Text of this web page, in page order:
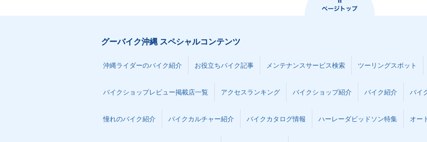
グーバイク沖縄 スペシャルコンテンツ
沖縄ライダーのバイク紹介 お役立ちバイク記事 メンテナンスサービス検索 ツーリングスポット
バイクショップレビュー掲載店一覧 アクセスランキング バイクショップ紹介 バイク紹介 バイ
憧れのバイク紹介 バイクカルチャー紹介 バイクカタログ情報 ハーレーダビッドソン特集 オー